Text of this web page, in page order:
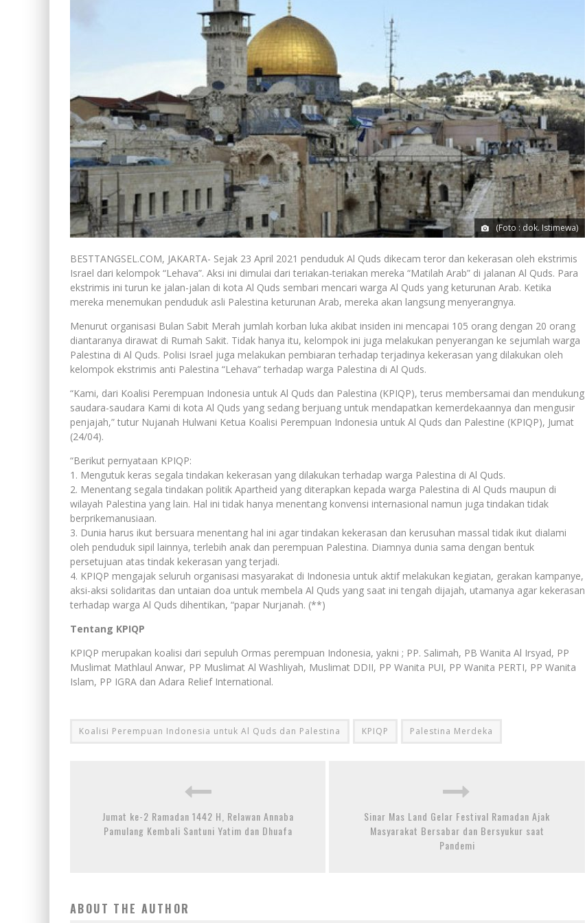
(Foto : dok. Istimewa)
BESTTANGSEL.COM, JAKARTA- Sejak 23 April 2021 penduduk Al Quds dikecam teror dan kekerasan oleh ekstrimis
Israel dari kelompok “Lehava”. Aksi ini dimulai dari teriakan-teriakan mereka “Matilah Arab” di jalanan Al Quds. Para
ekstrimis ini turun ke jalan-jalan di kota Al Quds sembari mencari warga Al Quds yang keturunan Arab. Ketika
mereka menemukan penduduk asli Palestina keturunan Arab, mereka akan langsung menyerangnya.
Menurut organisasi Bulan Sabit Merah jumlah korban luka akibat insiden ini mencapai 105 orang dengan 20 orang
diantaranya dirawat di Rumah Sakit. Tidak hanya itu, kelompok ini juga melakukan penyerangan ke sejumlah warga
Palestina di Al Quds. Polisi Israel juga melakukan pembiaran terhadap terjadinya kekerasan yang dilakukan oleh
kelompok ekstrimis anti Palestina “Lehava” terhadap warga Palestina di Al Quds.
“Kami, dari Koalisi Perempuan Indonesia untuk Al Quds dan Palestina (KPIQP), terus membersamai dan mendukung
saudara-saudara Kami di kota Al Quds yang sedang berjuang untuk mendapatkan kemerdekaannya dan mengusir
penjajah,” tutur Nujanah Hulwani Ketua Koalisi Perempuan Indonesia untuk Al Quds dan Palestine (KPIQP), Jumat
(24/04).
“Berikut pernyataan KPIQP:
1. Mengutuk keras segala tindakan kekerasan yang dilakukan terhadap warga Palestina di Al Quds.
2. Menentang segala tindakan politik Apartheid yang diterapkan kepada warga Palestina di Al Quds maupun di
wilayah Palestina yang lain. Hal ini tidak hanya menentang konvensi internasional namun juga tindakan tidak
berprikemanusiaan.
3. Dunia harus ikut bersuara menentang hal ini agar tindakan kekerasan dan kerusuhan massal tidak ikut dialami
oleh penduduk sipil lainnya, terlebih anak dan perempuan Palestina. Diamnya dunia sama dengan bentuk
persetujuan atas tindak kekerasan yang terjadi.
4. KPIQP mengajak seluruh organisasi masyarakat di Indonesia untuk aktif melakukan kegiatan, gerakan kampanye,
aksi-aksi solidaritas dan untaian doa untuk membela Al Quds yang saat ini tengah dijajah, utamanya agar kekerasan
terhadap warga Al Quds dihentikan, “papar Nurjanah. (**)
Tentang KPIQP
KPIQP merupakan koalisi dari sepuluh Ormas perempuan Indonesia, yakni ; PP. Salimah, PB Wanita Al Irsyad, PP
Muslimat Mathlaul Anwar, PP Muslimat Al Washliyah, Muslimat DDII, PP Wanita PUI, PP Wanita PERTI, PP Wanita
Islam, PP IGRA dan Adara Relief International.
Koalisi Perempuan Indonesia untuk Al Quds dan Palestina KPIQP Palestina Merdeka
Jumat ke-2 Ramadan 1442 H, Relawan Annaba
Pamulang Kembali Santuni Yatim dan Dhuafa
Sinar Mas Land Gelar Festival Ramadan Ajak
Masyarakat Bersabar dan Bersyukur saat
Pandemi
ABOUT THE AUTHOR